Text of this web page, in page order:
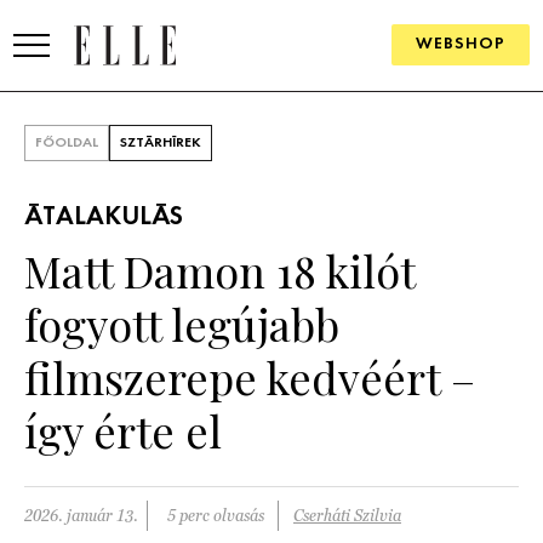
WEBSHOP
SZÉPSÉG
KULTÚRA
PSZICHÉ
PÁRKAPCSOLAT
FŐOLDAL SZTÁRHÍREK
ÁTALAKULÁS
Matt Damon 18 kilót
fogyott legújabb
filmszerepe kedvéért –
így érte el
2026. január 13. 5 perc olvasás Cserháti Szilvia